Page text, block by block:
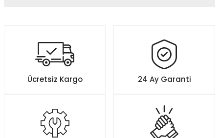
Görüş ve önerileriniz için teşekkür ederiz.
Ürün resmi kalitesiz, bozuk veya görüntülenemiyor.
Ürün açıklamasında eksik bilgiler bulunuyor.
Ürün fiyatı diğer sitelerden daha pahalı.
Bu ürüne benzer farklı alternatifler olmalı.
Ücretsiz Kargo 24 Ay Garanti